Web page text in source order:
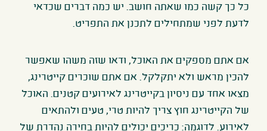
כל כך קשה כמו שאתה חושב. יש כמה דברים שכדאי
לדעת לפני שמתחילים לתכנן את התפריט.
אם אתם מספקים את האוכל, ודאו שזה משהו שאפשר
להכין מראש ולא יתקלקל. אם אתם שוכרים קייטרינג,
מצאו אחד עם ניסיון בקייטרינג לאירועים קטנים. האוכל
של הקייטרינג חוץ צריך להיות טרי, טעים ולהתאים
לאירוע. לדוגמה: כריכים יכולים להיות בחירה נהדרת של